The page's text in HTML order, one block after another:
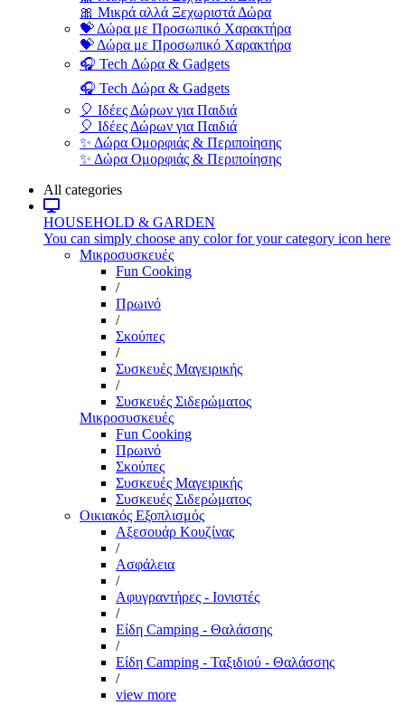
🎀 Μικρά αλλά Ξεχωριστά Δώρα
💝 Δώρα με Προσωπικό Χαρακτήρα
💝 Δώρα με Προσωπικό Χαρακτήρα
🎧 Tech Δώρα & Gadgets
🎧 Tech Δώρα & Gadgets
🎈 Ιδέες Δώρων για Παιδιά
🎈 Ιδέες Δώρων για Παιδιά
✨ Δώρα Ομορφιάς & Περιποίησης
✨ Δώρα Ομορφιάς & Περιποίησης
All categories
HOUSEHOLD & GARDEN
You can simply choose any color for your category icon here
Μικροσυσκευές
Fun Cooking
/
Πρωινό
/
Σκούπες
/
Συσκευές Μαγειρικής
/
Συσκευές Σιδερώματος
Μικροσυσκευές
Fun Cooking
Πρωινό
Σκούπες
Συσκευές Μαγειρικής
Συσκευές Σιδερώματος
Οικιακός Εξοπλισμός
Αξεσουάρ Κουζίνας
/
Ασφάλεια
/
Αφυγραντήρες - Ιονιστές
/
Είδη Camping - Θαλάσσης
/
Είδη Camping - Ταξιδιού - Θαλάσσης
/
view more